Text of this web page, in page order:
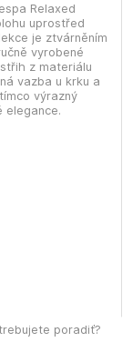
Relaxed
uprostřed
je ztvárněním
vyrobené
z materiálu
vazba u krku a
výrazný
elegance.
poradiť?